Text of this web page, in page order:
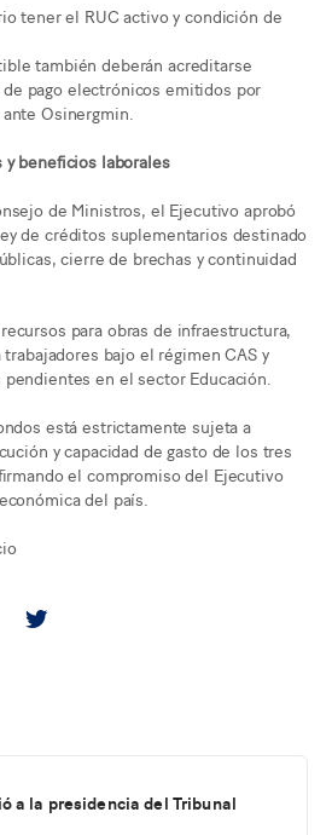
tener el RUC activo y condición de
también deberán acreditarse
pago electrónicos emitidos por
Osinergmin.
beneficios laborales
de Ministros, el Ejecutivo aprobó
de créditos suplementarios destinado
cierre de brechas y continuidad
para obras de infraestructura,
bajo el régimen CAS y
en el sector Educación.
está estrictamente sujeta a
y capacidad de gasto de los tres
el compromiso del Ejecutivo
del país.
a la presidencia del Tribunal